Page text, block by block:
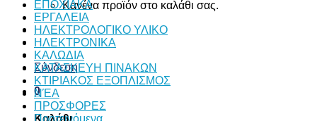
Κανένα προϊόν στο καλάθι σας.
Σύνδεση
0
ΕΠΟΧΙΑΚΑ
ΕΡΓΑΛΕΙΑ
ΗΛΕΚΤΡΟΛΟΓΙΚΟ ΥΛΙΚΟ
ΗΛΕΚΤΡΟΝΙΚΑ
ΚΑΛΩΔΙΑ
ΚΑΤΑΣΚΕΥΗ ΠΙΝΑΚΩΝ
ΚΤΙΡΙΑΚΟΣ ΕΞΟΠΛΙΣΜΟΣ
ΝΈΑ
ΠΡΟΣΦΟΡΕΣ
Προτεινόμενα